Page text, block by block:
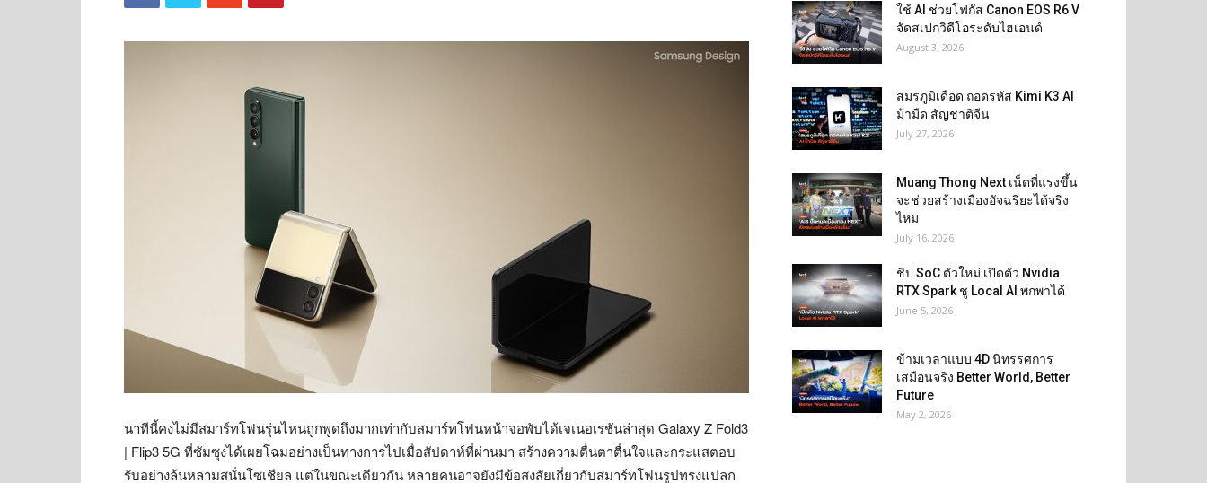
นาทีนี้คงไม่มีสมาร์ทโฟนรุ่นไหนถูกพูดถึงมากเท่ากับสมาร์ทโฟนหน้าจอพับได้เจเนอเรชันล่าสุด Galaxy Z Fold3
| Flip3 5G ที่ซัมซุงได้เผยโฉมอย่างเป็นทางการไปเมื่อสัปดาห์ที่ผ่านมา สร้างความตื่นตาตื่นใจและกระแสตอบ
รับอย่างล้นหลามสนั่นโซเชียล แต่ในขณะเดียวกัน หลายคนอาจยังมีข้อสงสัยเกี่ยวกับสมาร์ทโฟนรูปทรงแปลก
ใช้ AI ช่วยโฟกัส Canon EOS R6 V
จัดสเปกวิดีโอระดับไฮเอนด์
August 3, 2026
สมรภูมิเดือด ถอดรหัส Kimi K3 AI
ม้ามืด สัญชาติจีน
July 27, 2026
Muang Thong Next เน็ตที่แรงขึ้น
จะช่วยสร้างเมืองอัจฉริยะได้จริง
ไหม
July 16, 2026
ชิป SoC ตัวใหม่ เปิดตัว Nvidia
RTX Spark ชู Local AI พกพาได้
June 5, 2026
ข้ามเวลาแบบ 4D นิทรรศการ
เสมือนจริง Better World, Better
Future
May 2, 2026